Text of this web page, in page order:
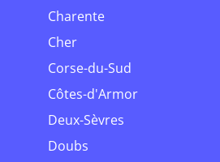
Charente
Cher
Corse-du-Sud
Côtes-d'Armor
Deux-Sèvres
Doubs